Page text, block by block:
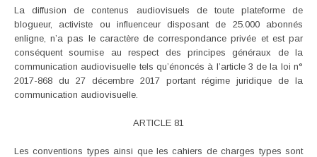
La diffusion de contenus audiovisuels de toute plateforme de
blogueur, activiste ou influenceur disposant de 25.000 abonnés
enligne, n’a pas le caractère de correspondance privée et est par
conséquent soumise au respect des principes généraux de la
communication audiovisuelle tels qu’énoncés à l’article 3 de la loi n°
2017-868 du 27 décembre 2017 portant régime juridique de la
communication audiovisuelle.
ARTICLE 81
Les conventions types ainsi que les cahiers de charges types sont